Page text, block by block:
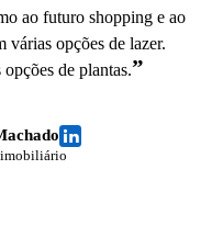
ao futuro shopping e ao
opções de lazer.
de plantas.”